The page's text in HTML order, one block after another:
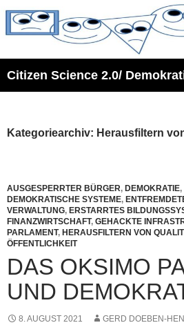
Zum
Inhalt
Citizen Science 2.0/
Kategoriearchiv: Herausfiltern
AUSGESPERRTER BÜRGER, DEMOKRATIE,
DEMOKRATISCHE SYSTEME,
VERWALTUNG, ERSTARRTES
FINANZWIRTSCHAFT, GEHACKTE
PARLAMENT, HERAUSFILTERN VON
ÖFFENTLICHKEIT
DAS OKSIMO
UND
8. AUGUST 2021 GERD DOEBEN-